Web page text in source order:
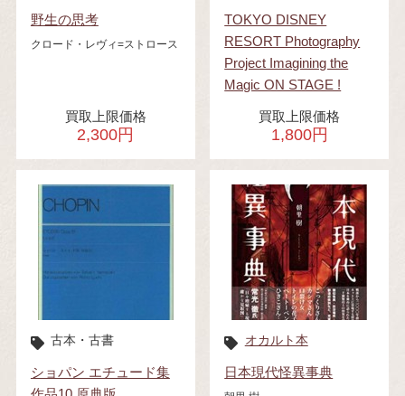
野生の思考
クロード・レヴィ=ストロース
買取上限価格
2,300円
TOKYO DISNEY
RESORT Photography
Project Imagining the
Magic ON STAGE !
買取上限価格
1,800円
古本・古書
ショパン エチュード集
オカルト本
日本現代怪異事典